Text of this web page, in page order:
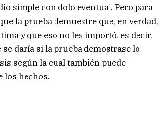
simple con dolo eventual. Pero para
la prueba demuestre que, en verdad,
y que eso no les importó, es decir,
daría si la prueba demostrase lo
según la cual también puede
los hechos.